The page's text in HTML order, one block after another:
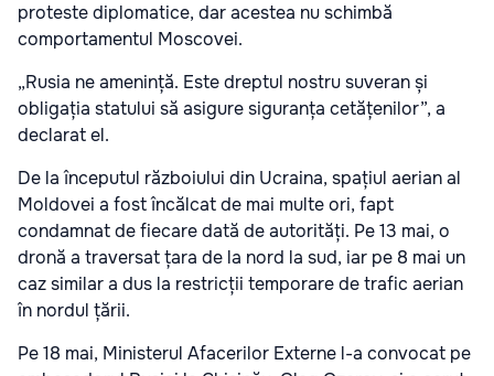
proteste diplomatice, dar acestea nu schimbă
comportamentul Moscovei.
„Rusia ne amenință. Este dreptul nostru suveran și
obligația statului să asigure siguranța cetățenilor”, a
declarat el.
De la începutul războiului din Ucraina, spațiul aerian al
Moldovei a fost încălcat de mai multe ori, fapt
condamnat de fiecare dată de autorități. Pe 13 mai, o
dronă a traversat țara de la nord la sud, iar pe 8 mai un
caz similar a dus la restricții temporare de trafic aerian
în nordul țării.
Pe 18 mai, Ministerul Afacerilor Externe l-a convocat pe